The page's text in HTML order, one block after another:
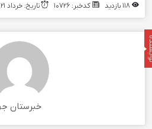
کدخبر: 10726 تاریخ: خرداد 21, 1404
خبرستان